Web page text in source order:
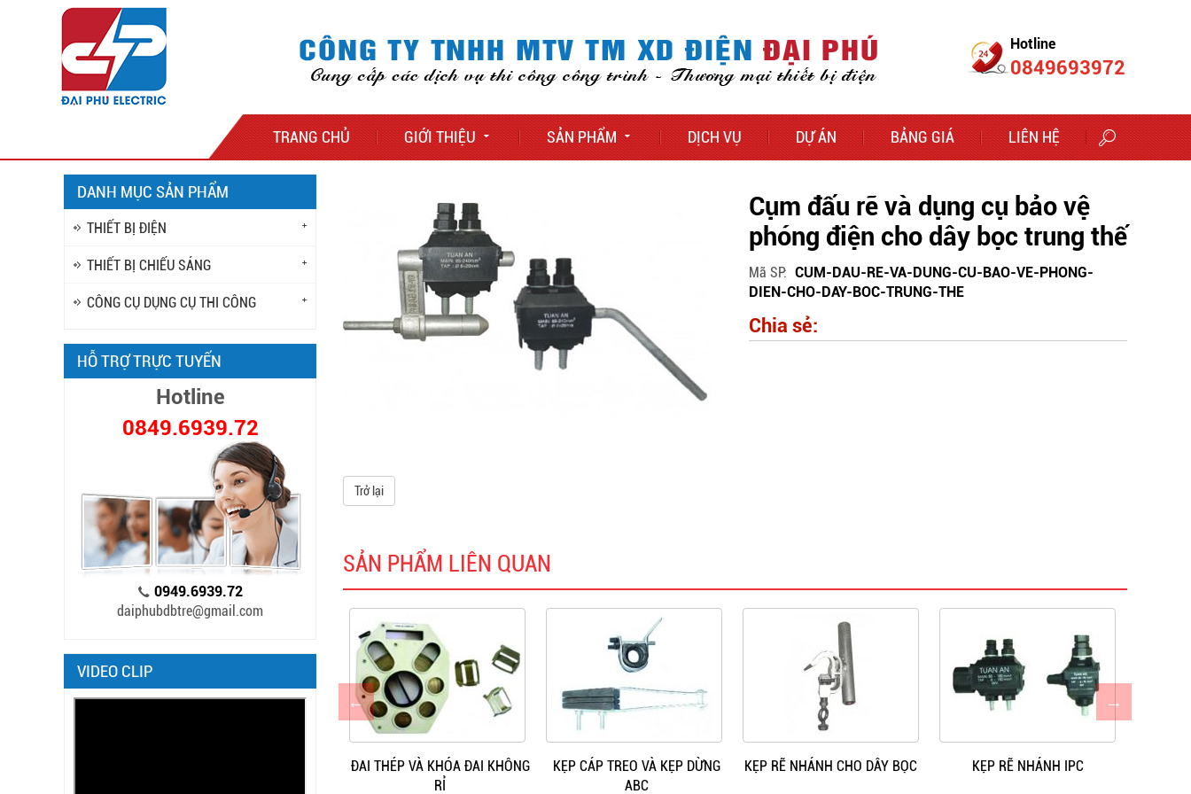
Hotline
0849693972
TRANG CHỦ GIỚI THIỆU SẢN PHẨM DỊCH VỤ DỰ ÁN BẢNG GIÁ LIÊN HỆ
Cụm đấu rẽ và dụng cụ bảo vệ
phóng điện cho dây bọc trung thế
Mã SP
CUM-DAU-RE-VA-DUNG-CU-BAO-VE-PHONG-
DIEN-CHO-DAY-BOC-TRUNG-THE
Chia sẻ:
Trở lại
SẢN PHẨM LIÊN QUAN
ĐAI THÉP VÀ KHÓA ĐAI KHÔNG
RỈ
KẸP CÁP TREO VÀ KẸP DỪNG
ABC
KẸP RẼ NHÁNH CHO DÂY BỌC KẸP RẼ NHÁNH IPC
DANH MỤC SẢN PHẨM
THIẾT BỊ ĐIỆN
THIẾT BỊ CHIẾU SÁNG
CÔNG CỤ DỤNG CỤ THI CÔNG
HỖ TRỢ TRỰC TUYẾN
Hotline
0849.6939.72
0949.6939.72
daiphubdbtre@gmail.com
VIDEO CLIP